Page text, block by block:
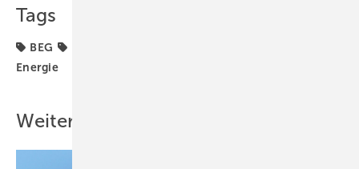
Tags
BEG
Energie
Weitere Inhalte